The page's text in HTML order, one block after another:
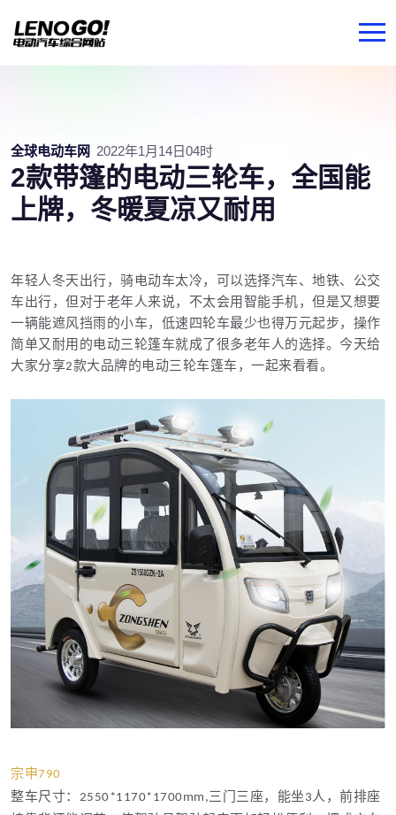
全球电动车网 2022年1月14日04时
2款带篷的电动三轮车，全国能
上牌，冬暖夏凉又耐用
年轻人冬天出行，骑电动车太冷，可以选择汽车、地铁、公交
车出行，但对于老年人来说，不太会用智能手机，但是又想要
一辆能遮风挡雨的小车，低速四轮车最少也得万元起步，操作
简单又耐用的电动三轮篷车就成了很多老年人的选择。今天给
大家分享2款大品牌的电动三轮车篷车，一起来看看。
宗申790
整车尺寸： 2550*1170*1700mm,三门三座，能坐 3人，前排座